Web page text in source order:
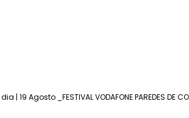
dia | 19 Agosto _FESTIVAL VODAFONE